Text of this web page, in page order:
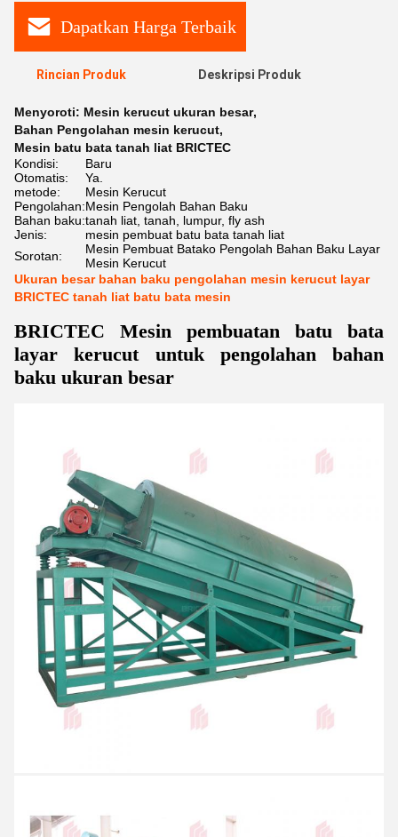
Dapatkan Harga Terbaik
Rincian Produk Deskripsi Produk
Menyoroti: Mesin kerucut ukuran besar,
Bahan Pengolahan mesin kerucut,
Mesin batu bata tanah liat BRICTEC
Kondisi:
Baru
Otomatis:
Ya.
metode:
Mesin Kerucut
Pengolahan:Mesin Pengolah Bahan Baku
Bahan baku:tanah liat, tanah, lumpur, fly ash
Jenis:
mesin pembuat batu bata tanah liat
Sorotan:
Mesin Pembuat Batako Pengolah Bahan Baku Layar
Mesin Kerucut
Ukuran besar bahan baku pengolahan mesin kerucut layar
BRICTEC tanah liat batu bata mesin
BRICTEC Mesin pembuatan batu bata
layar kerucut untuk pengolahan bahan
baku ukuran besar